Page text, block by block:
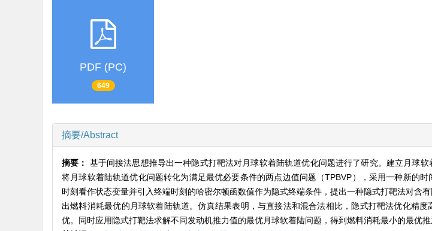
PDF (PC)
649
摘要/Abstract
摘要： 基于间接法思想推导出一种隐式打靶法对月球软着陆轨道优化问题进行了研究。建立月球
将月球软着陆轨道优化问题转化为满足最优必要条件的两点边值问题（TPBVP），采用一种新的
时刻看作状态变量并引入终端时刻的哈密尔顿函数值作为隐式终端条件，提出一种隐式打靶法对含
出燃料消耗最优的月球软着陆轨道。仿真结果表明，与直接法和混合法相比，隐式打靶法优化精
优。同时应用隐式打靶法求解不同发动机推力值的最优月球软着陆问题，得到燃料消耗最小的最优